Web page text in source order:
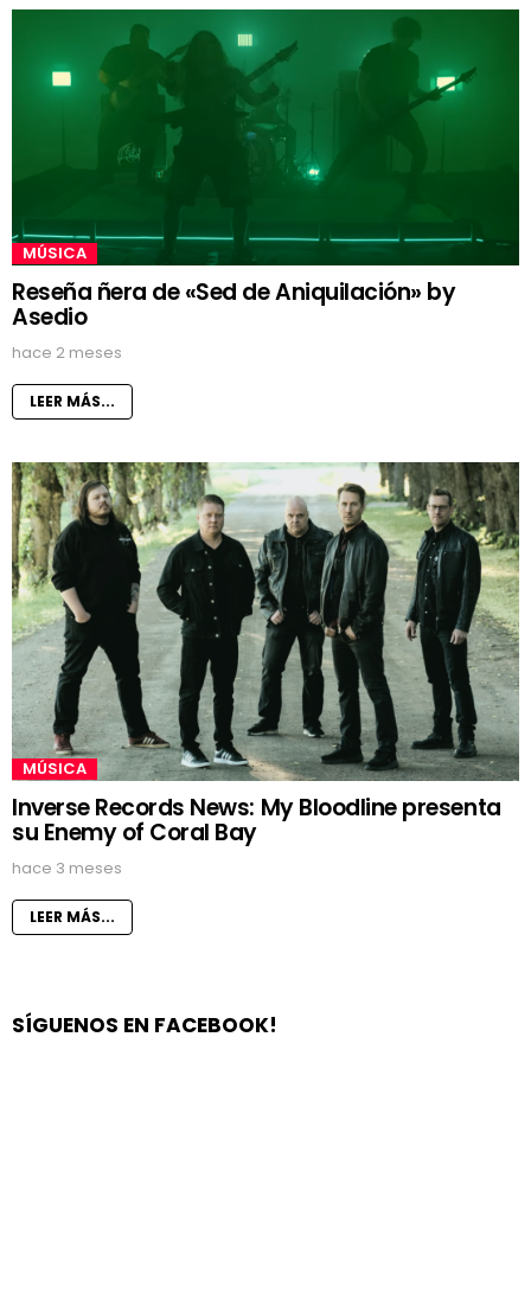
MÚSICA
Reseña ñera de «Sed de Aniquilación» by
Asedio
hace 2 meses
LEER MÁS...
MÚSICA
Inverse Records News: My Bloodline presenta
su Enemy of Coral Bay
hace 3 meses
LEER MÁS...
SÍGUENOS EN FACEBOOK!